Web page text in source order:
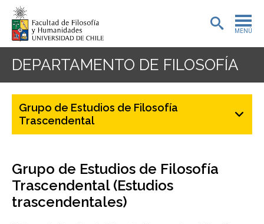
MENÚ
PORTADA
PREGRADO
INVESTIGACIÓN
EXTENSIÓN
DEPARTAMENTO DE FILOSOFÍA
Grupo de Estudios de Filosofía
Trascendental
Grupo de Estudios de Filosofía
Trascendental (Estudios
trascendentales)